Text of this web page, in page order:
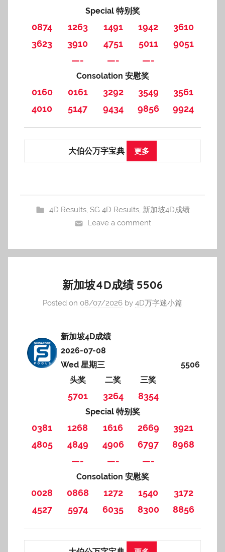
Special 特别奖
0874 1263 1491 1942
3610
3623
3910 4751 5011
9051
—-
—- —-
Consolation 安慰奖
0160 0161 3292 3549
3561
4010
5147 9434 9856 9924
大伯公万字宝典 更多
4D Results, SG 4D Results, 新加坡4D成绩
Leave a comment
新加坡4D成绩 5506
Posted on 08/07/2026 by 4D万字迷小篇
新加坡4D成绩
2026-07-08
Wed 星期三
5506
头奖
二奖 三奖
5701 3264 8354
Special 特别奖
0381 1268 1616 2669
3921
4805
4849 4906 6797
8968
—-
—- —-
Consolation 安慰奖
0028 0868 1272 1540
3172
4527
5974 6035 8300 8856